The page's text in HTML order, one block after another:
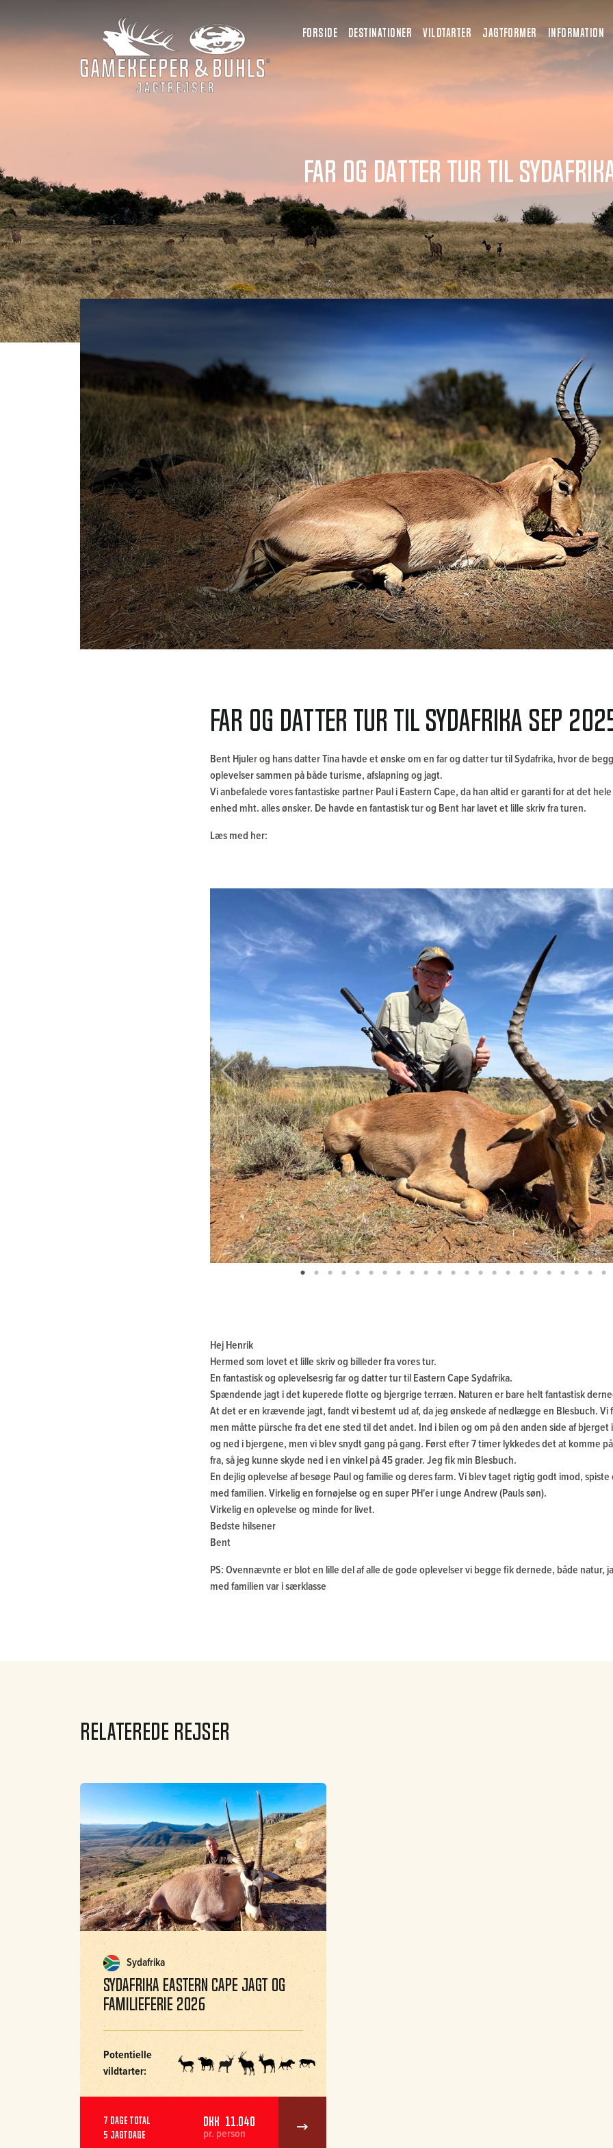
FORSIDE DESTINATIONER VILDTARTER JAGTFORMER INFORMATION
Far og datter tur til
Far og datter tur til Sydafrika Sep
Bent Hjuler og hans datter Tina havde et ønske om en far og datter tur til Sydafrika, hvor de
oplevelser sammen på både turisme, afslapning og jagt.
Vi anbefalede vores fantastiske partner Paul i Eastern Cape, da han altid er garanti for at det
enhed mht. alles ønsker. De havde en fantastisk tur og Bent har lavet et lille skriv fra turen.
Læs med her:
Previous
Hej Henrik
Hermed som lovet et lille skriv og billeder fra vores tur.
En fantastisk og oplevelsesrig far og datter tur til Eastern Cape Sydafrika.
Spændende jagt i det kuperede flotte og bjergrige terræn. Naturen er bare helt fantastisk
At det er en krævende jagt, fandt vi bestemt ud af, da jeg ønskede af nedlægge en Blesbuch. Vi
men måtte pürsche fra det ene sted til det andet. Ind i bilen og om på den anden side af
og ned i bjergene, men vi blev snydt gang på gang. Først efter 7 timer lykkedes det at komme
fra, så jeg kunne skyde ned i en vinkel på 45 grader. Jeg fik min Blesbuch.
En dejlig oplevelse af besøge Paul og familie og deres farm. Vi blev taget rigtig godt imod,
med familien. Virkelig en fornøjelse og en super PH'er i unge Andrew (Pauls søn).
Virkelig en oplevelse og minde for livet.
Bedste hilsener
Bent
PS: Ovennævnte er blot en lille del af alle de gode oplevelser vi begge fik dernede, både
med familien var i særklasse
Relaterede rejser
Sydafrika
Sydafrika Eastern Cape Jagt og
familieferie 2026
Potentielle
vildtarter:
7 dage total
5 jagtdage
DKK 11.040
pr. person